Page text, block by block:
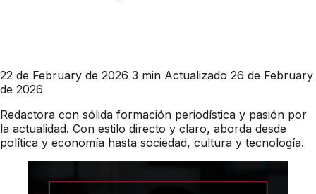
22 de February de 2026 3 min Actualizado 26 de February
de 2026
Redactora con sólida formación periodística y pasión por
la actualidad. Con estilo directo y claro, aborda desde
política y economía hasta sociedad, cultura y tecnología.